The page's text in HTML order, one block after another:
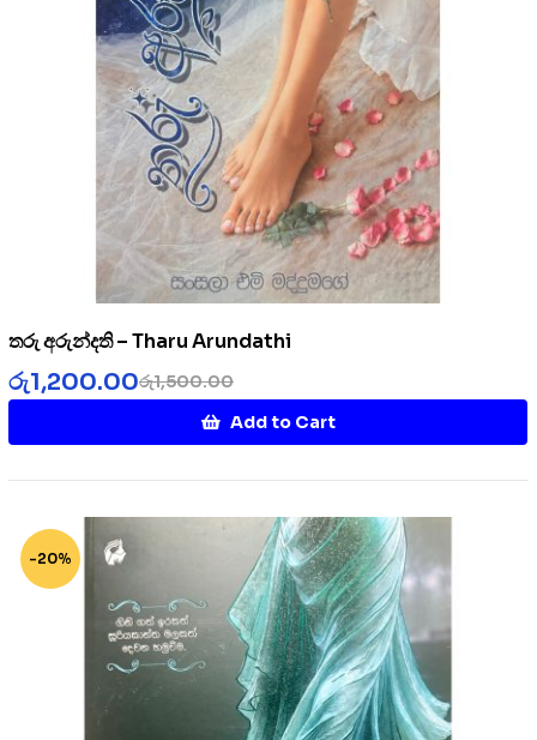
තරු අරුන්දති – Tharu Arundathi
රු1,500.00
රු1,200.00
Add to Cart
-20%